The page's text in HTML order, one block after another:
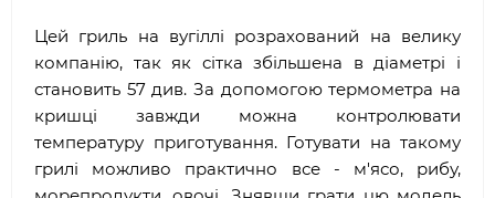
Цей гриль на вугіллі розрахований на велику
компанію, так як сітка збільшена в діаметрі і
становить 57 див. За допомогою термометра на
кришці завжди можна контролювати
температуру приготування. Готувати на такому
грилі можливо практично все - м'ясо, рибу,